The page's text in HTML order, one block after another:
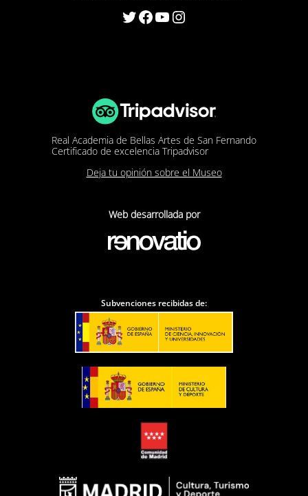
Twitter Facebook YouTube Instagram
Real Academia de Bellas Artes de San Fernando
Certificado de excelencia Tripadvisor
Deja tu opinión sobre el Museo
Web desarrollada por
Subvenciones recibidas de: